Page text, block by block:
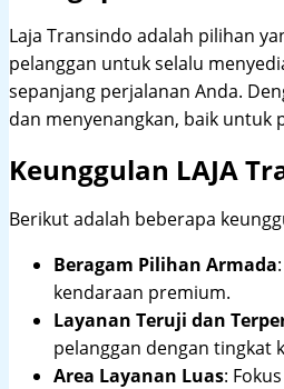
Laja Transindo adalah pilihan
pelanggan untuk selalu
sepanjang perjalanan Anda.
dan menyenangkan, baik
Keunggulan LAJA
Berikut adalah beberapa
Beragam Pilihan Armada
kendaraan premium.
Layanan Teruji dan
pelanggan dengan tingkat
Area Layanan Luas: